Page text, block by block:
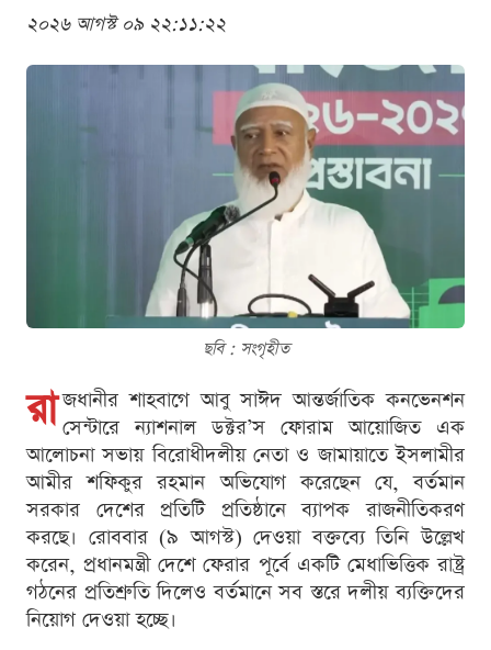
২০২৬ আগস্ট ০৯ ২২:১১:২২
ছবি : সংগৃহীত
রা জধানীর শাহবাগে আবু সাঈদ আন্তর্জাতিক কনভেনশন
সেন্টারে ন্যাশনাল ডক্টর’স ফোরাম আয়োজিত এক
আলোচনা সভায় বিরোধীদলীয় নেতা ও জামায়াতে ইসলামীর
আমীর শফিকুর রহমান অভিযোগ করেছেন যে, বর্তমান
সরকার দেশের প্রতিটি প্রতিষ্ঠানে ব্যাপক রাজনীতিকরণ
করছে। রোববার (৯ আগস্ট) দেওয়া বক্তব্যে তিনি উল্লেখ
করেন, প্রধানমন্ত্রী দেশে ফেরার পূর্বে একটি মেধাভিত্তিক রাষ্ট্র
গঠনের প্রতিশ্রুতি দিলেও বর্তমানে সব স্তরে দলীয় ব্যক্তিদের
নিয়োগ দেওয়া হচ্ছে।